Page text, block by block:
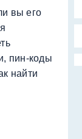
вы его
пин-коды
найти